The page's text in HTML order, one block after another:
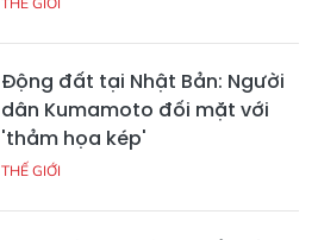
Động đất tại Nhật Bản: Người
dân Kumamoto đối mặt với
'thảm họa kép'
THẾ GIỚI